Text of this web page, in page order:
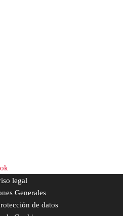
legal
Generales
de datos